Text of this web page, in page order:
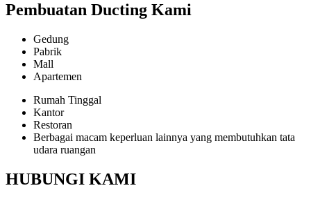
Pembuatan Ducting Kami
Gedung
Pabrik
Mall
Apartemen
Rumah Tinggal
Kantor
Restoran
Berbagai macam keperluan lainnya yang membutuhkan tata
udara ruangan
HUBUNGI KAMI